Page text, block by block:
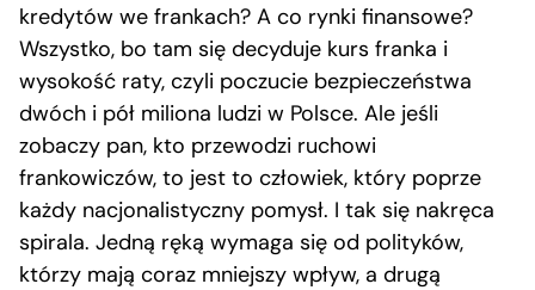
kredytów we frankach? A co rynki finansowe?
Wszystko, bo tam się decyduje kurs franka i
wysokość raty, czyli poczucie bezpieczeństwa
dwóch i pół miliona ludzi w Polsce. Ale jeśli
zobaczy pan, kto przewodzi ruchowi
frankowiczów, to jest to człowiek, który poprze
każdy nacjonalistyczny pomysł. I tak się nakręca
spirala. Jedną ręką wymaga się od polityków,
którzy mają coraz mniejszy wpływ, a drugą